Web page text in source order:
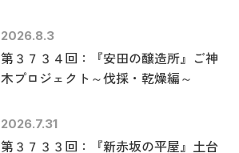
2026.8.3
第３７３４回：『安田の醸造所』ご神
木プロジェクト～伐採・乾燥編～
2026.7.31
第３７３３回：『新赤坂の平屋』土台